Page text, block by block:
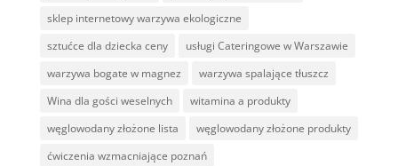
sklep internetowy warzywa ekologiczne
sztućce dla dziecka ceny
usługi Cateringowe w Warszawie
warzywa bogate w magnez
warzywa spalające tłuszcz
Wina dla gości weselnych
witamina a produkty
węglowodany złożone lista
węglowodany złożone produkty
ćwiczenia wzmacniające poznań